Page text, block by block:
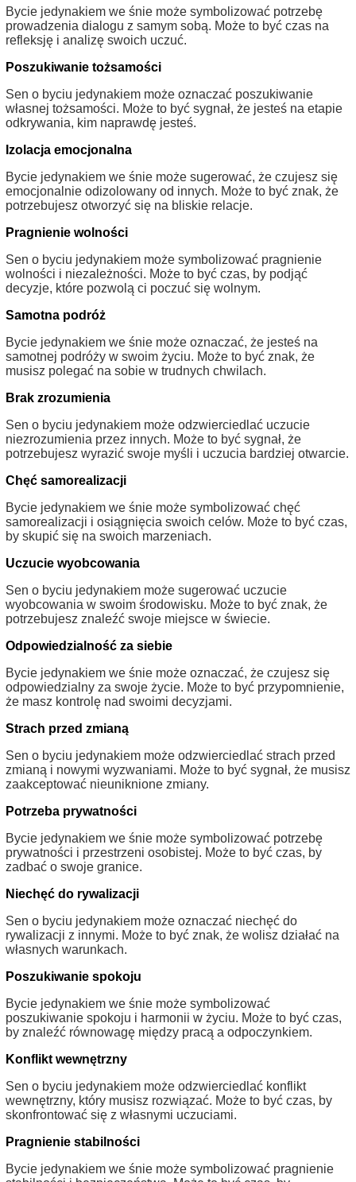
Bycie jedynakiem we śnie może symbolizować potrzebę
prowadzenia dialogu z samym sobą. Może to być czas na
refleksję i analizę swoich uczuć.
Poszukiwanie tożsamości
Sen o byciu jedynakiem może oznaczać poszukiwanie
własnej tożsamości. Może to być sygnał, że jesteś na etapie
odkrywania, kim naprawdę jesteś.
Izolacja emocjonalna
Bycie jedynakiem we śnie może sugerować, że czujesz się
emocjonalnie odizolowany od innych. Może to być znak, że
potrzebujesz otworzyć się na bliskie relacje.
Pragnienie wolności
Sen o byciu jedynakiem może symbolizować pragnienie
wolności i niezależności. Może to być czas, by podjąć
decyzje, które pozwolą ci poczuć się wolnym.
Samotna podróż
Bycie jedynakiem we śnie może oznaczać, że jesteś na
samotnej podróży w swoim życiu. Może to być znak, że
musisz polegać na sobie w trudnych chwilach.
Brak zrozumienia
Sen o byciu jedynakiem może odzwierciedlać uczucie
niezrozumienia przez innych. Może to być sygnał, że
potrzebujesz wyrazić swoje myśli i uczucia bardziej otwarcie.
Chęć samorealizacji
Bycie jedynakiem we śnie może symbolizować chęć
samorealizacji i osiągnięcia swoich celów. Może to być czas,
by skupić się na swoich marzeniach.
Uczucie wyobcowania
Sen o byciu jedynakiem może sugerować uczucie
wyobcowania w swoim środowisku. Może to być znak, że
potrzebujesz znaleźć swoje miejsce w świecie.
Odpowiedzialność za siebie
Bycie jedynakiem we śnie może oznaczać, że czujesz się
odpowiedzialny za swoje życie. Może to być przypomnienie,
że masz kontrolę nad swoimi decyzjami.
Strach przed zmianą
Sen o byciu jedynakiem może odzwierciedlać strach przed
zmianą i nowymi wyzwaniami. Może to być sygnał, że musisz
zaakceptować nieuniknione zmiany.
Potrzeba prywatności
Bycie jedynakiem we śnie może symbolizować potrzebę
prywatności i przestrzeni osobistej. Może to być czas, by
zadbać o swoje granice.
Niechęć do rywalizacji
Sen o byciu jedynakiem może oznaczać niechęć do
rywalizacji z innymi. Może to być znak, że wolisz działać na
własnych warunkach.
Poszukiwanie spokoju
Bycie jedynakiem we śnie może symbolizować
poszukiwanie spokoju i harmonii w życiu. Może to być czas,
by znaleźć równowagę między pracą a odpoczynkiem.
Konflikt wewnętrzny
Sen o byciu jedynakiem może odzwierciedlać konflikt
wewnętrzny, który musisz rozwiązać. Może to być czas, by
skonfrontować się z własnymi uczuciami.
Pragnienie stabilności
Bycie jedynakiem we śnie może symbolizować pragnienie